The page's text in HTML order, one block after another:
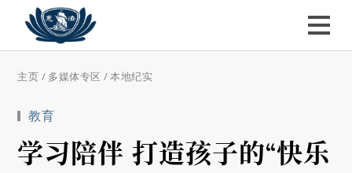
主页 / 多媒体专区 /本地纪实
教育
学习陪伴 打造孩子的“快乐